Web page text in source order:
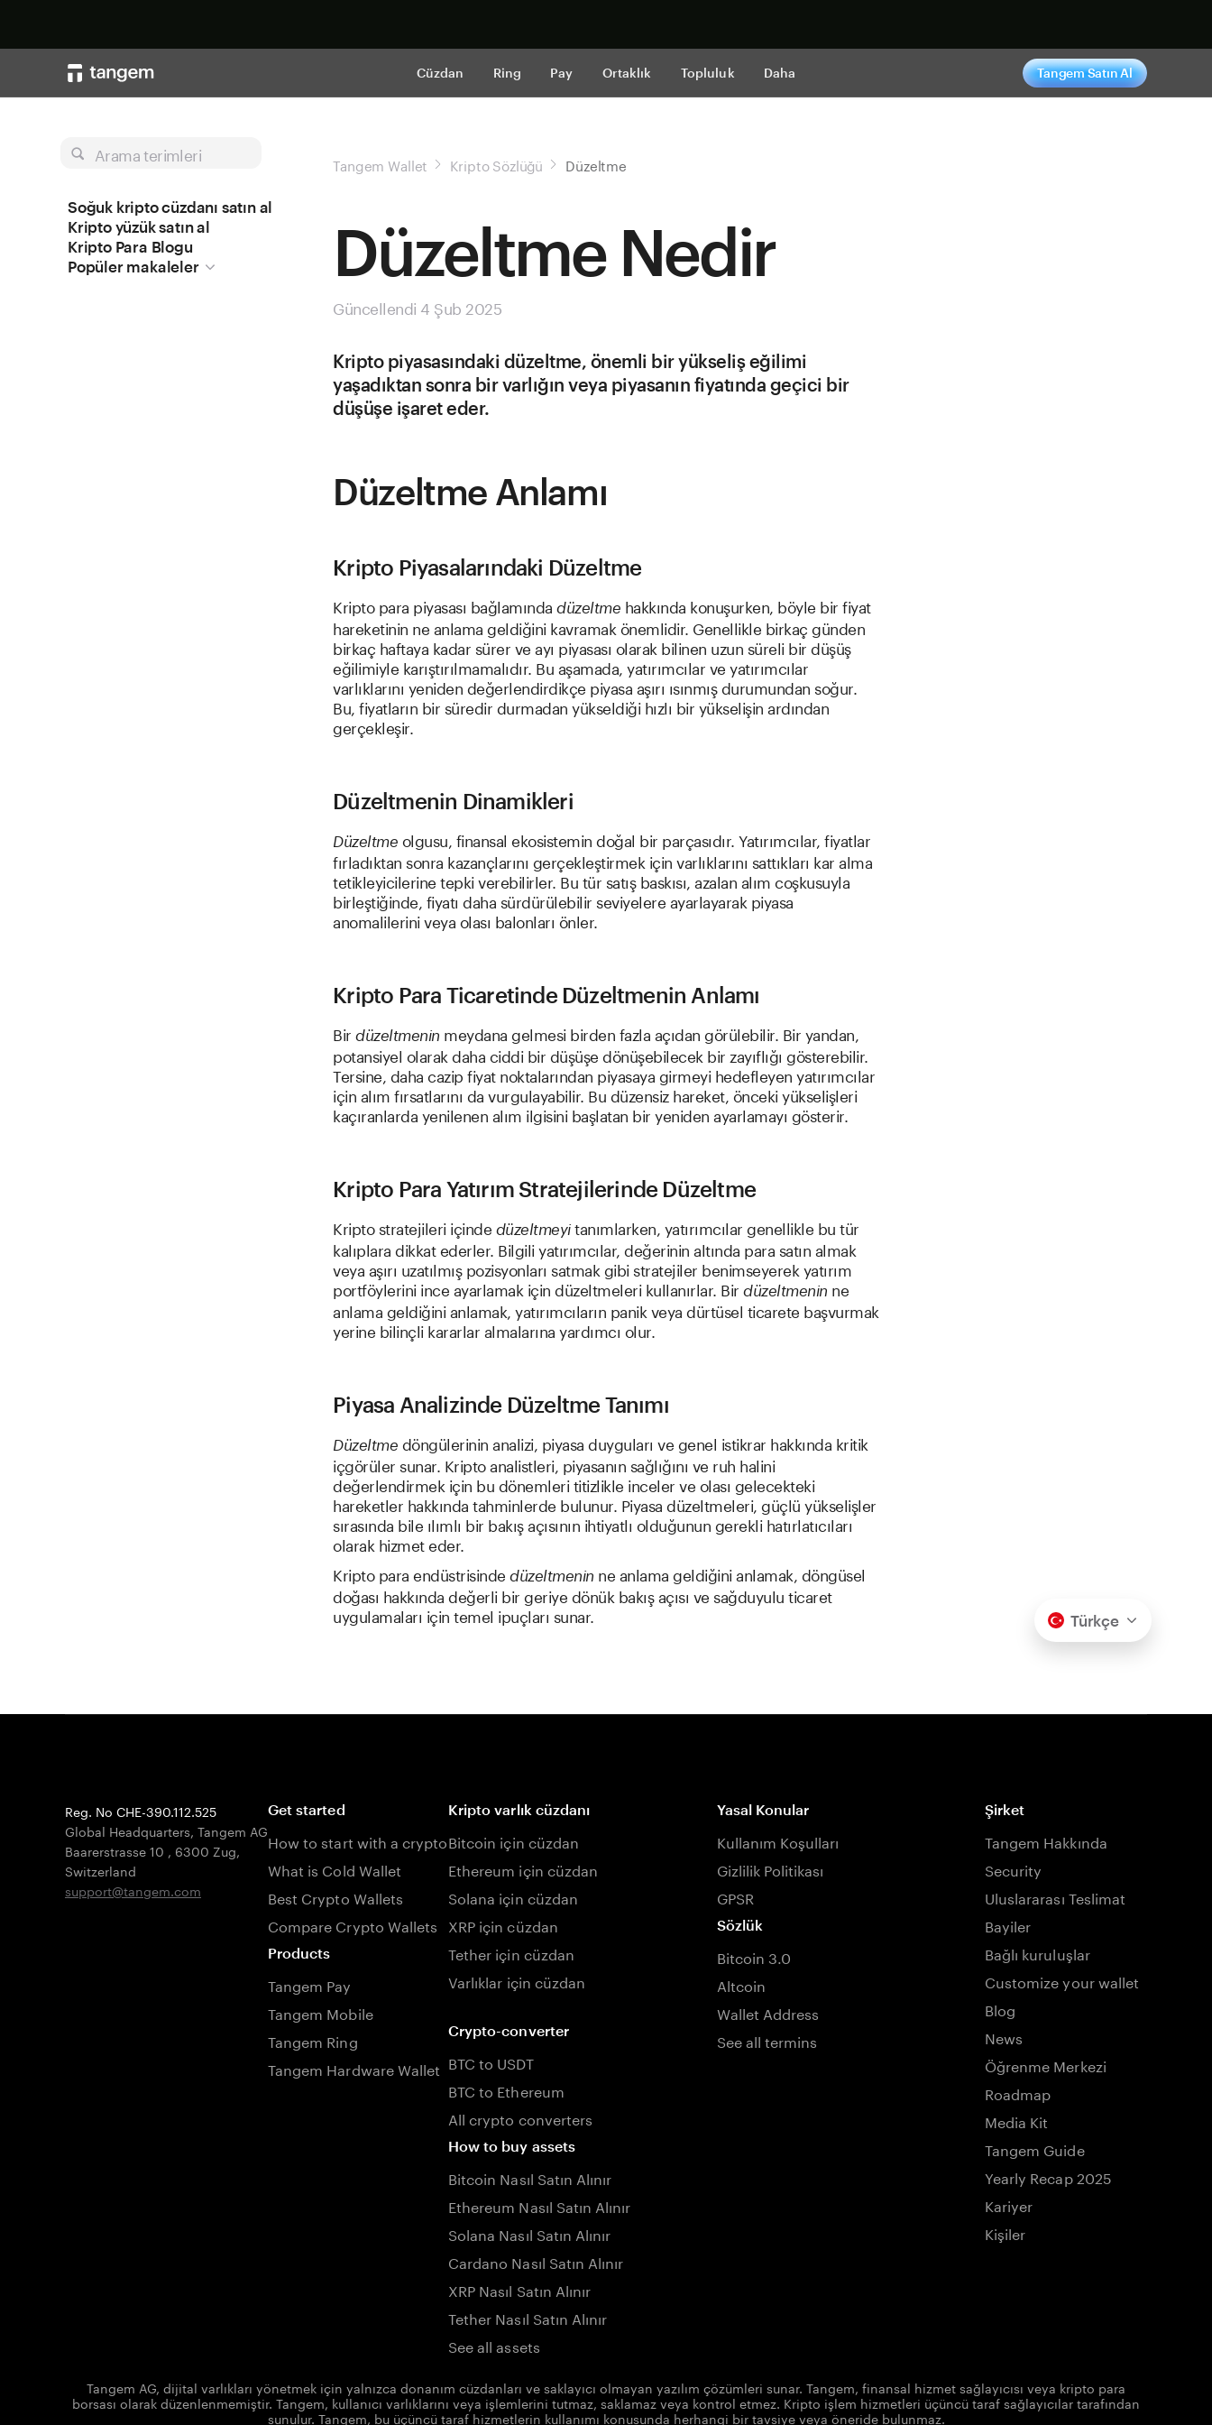
Cüzdan Ring Pay Ortaklık Topluluk Daha Tangem Satın Al
Arama terimleri
Soğuk kripto cüzdanı satın al
Kripto yüzük satın al
Kripto Para Blogu
Popüler makaleler
Tangem Wallet Kripto Sözlüğü Düzeltme
Düzeltme Nedir
Güncellendi 4 Şub 2025
Kripto piyasasındaki düzeltme, önemli bir yükseliş eğilimi
yaşadıktan sonra bir varlığın veya piyasanın fiyatında geçici bir
düşüşe işaret eder.
Düzeltme Anlamı
Kripto Piyasalarındaki Düzeltme
Kripto para piyasası bağlamındadüzeltme hakkında konuşurken, böyle bir fiyat
hareketinin ne anlama geldiğini kavramak önemlidir. Genellikle birkaç günden
birkaç haftaya kadar sürer ve ayı piyasası olarak bilinen uzun süreli bir düşüş
eğilimiyle karıştırılmamalıdır. Bu aşamada, yatırımcılar ve yatırımcılar
varlıklarını yeniden değerlendirdikçe piyasa aşırı ısınmış durumundan soğur.
Bu, fiyatların bir süredir durmadan yükseldiği hızlı bir yükselişin ardından
gerçekleşir.
Düzeltmenin Dinamikleri
Düzeltme olgusu, finansal ekosistemin doğal bir parçasıdır. Yatırımcılar, fiyatlar
fırladıktan sonra kazançlarını gerçekleştirmek için varlıklarını sattıkları kar alma
tetikleyicilerine tepki verebilirler. Bu tür satış baskısı, azalan alım coşkusuyla
birleştiğinde, fiyatı daha sürdürülebilir seviyelere ayarlayarak piyasa
anomalilerini veya olası balonları önler.
Kripto Para Ticaretinde Düzeltmenin Anlamı
Birdüzeltmenin meydana gelmesi birden fazla açıdan görülebilir. Bir yandan,
potansiyel olarak daha ciddi bir düşüşe dönüşebilecek bir zayıflığı gösterebilir.
Tersine, daha cazip fiyat noktalarından piyasaya girmeyi hedefleyen yatırımcılar
için alım fırsatlarını da vurgulayabilir. Bu düzensiz hareket, önceki yükselişleri
kaçıranlarda yenilenen alım ilgisini başlatan bir yeniden ayarlamayı gösterir.
Kripto Para Yatırım Stratejilerinde Düzeltme
Kripto stratejileri içinde düzeltmeyitanımlarken, yatırımcılar genellikle bu tür
kalıplara dikkat ederler. Bilgili yatırımcılar, değerinin altında para satın almak
veya aşırı uzatılmış pozisyonları satmak gibi stratejiler benimseyerek yatırım
portföylerini ince ayarlamak için düzeltmeleri kullanırlar. Birdüzeltmenin ne
anlama geldiğini anlamak, yatırımcıların panik veya dürtüsel ticarete başvurmak
yerine bilinçli kararlar almalarına yardımcı olur.
Piyasa Analizinde Düzeltme Tanımı
Düzeltme döngülerinin analizi, piyasa duyguları ve genel istikrar hakkında kritik
içgörüler sunar. Kripto analistleri, piyasanın sağlığını ve ruh halini
değerlendirmek için bu dönemleri titizlikle inceler ve olası gelecekteki
hareketler hakkında tahminlerde bulunur. Piyasa düzeltmeleri, güçlü yükselişler
sırasında bile ılımlı bir bakış açısının ihtiyatlı olduğunun gerekli hatırlatıcıları
olarak hizmet eder.
Kripto para endüstrisindedüzeltmenin ne anlama geldiğini anlamak, döngüsel
doğası hakkında değerli bir geriye dönük bakış açısı ve sağduyulu ticaret
uygulamaları için temel ipuçları sunar.
Türkçe
Reg. No CHE-390.112.525
Global Headquarters, Tangem AG
Baarerstrasse 10 , 6300 Zug,
Switzerland
support@tangem.com
Get started
How to start with a crypto
What is Cold Wallet
Best Crypto Wallets
Compare Crypto Wallets
Products
Tangem Pay
Tangem Mobile
Tangem Ring
Tangem Hardware Wallet
Kripto varlık cüzdanı
Bitcoin için cüzdan
Ethereum için cüzdan
Solana için cüzdan
XRP için cüzdan
Tether için cüzdan
Varlıklar için cüzdan
Crypto-converter
BTC to USDT
BTC to Ethereum
All crypto converters
How to buy assets
Bitcoin Nasıl Satın Alınır
Ethereum Nasıl Satın Alınır
Solana Nasıl Satın Alınır
Cardano Nasıl Satın Alınır
XRP Nasıl Satın Alınır
Tether Nasıl Satın Alınır
See all assets
Yasal Konular
Kullanım Koşulları
Gizlilik Politikası
GPSR
Sözlük
Bitcoin 3.0
Altcoin
Wallet Address
See all termins
Şirket
Tangem Hakkında
Security
Uluslararası Teslimat
Bayiler
Bağlı kuruluşlar
Customize your wallet
Blog
News
Öğrenme Merkezi
Roadmap
Media Kit
Tangem Guide
Yearly Recap 2025
Kariyer
Kişiler
Tangem AG, dijital varlıkları yönetmek için yalnızca donanım cüzdanları ve saklayıcı olmayan yazılım çözümleri sunar. Tangem, finansal hizmet sağlayıcısı veya kripto para
borsası olarak düzenlenmemiştir. Tangem, kullanıcı varlıklarını veya işlemlerini tutmaz, saklamaz veya kontrol etmez. Kripto işlem hizmetleri üçüncü taraf sağlayıcılar tarafından
sunulur. Tangem, bu üçüncü taraf hizmetlerin kullanımı konusunda herhangi bir tavsiye veya öneride bulunmaz.